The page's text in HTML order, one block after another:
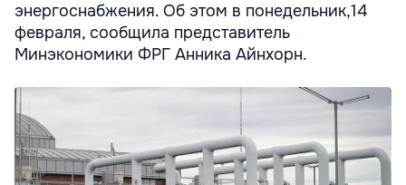
энергоснабжения. Об этом в понедельник,14
февраля, сообщила представитель
Минэкономики ФРГ Анника Айнхорн.